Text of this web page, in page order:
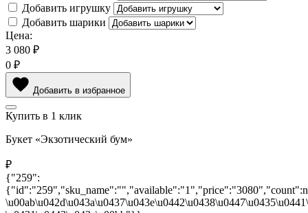
Добавить игрушку
Добавить шарики
Цена:
3 080 ₽
0 ₽
Добавить в избранное
Купить в 1 клик
Букет «Экзотический бум»
₽
{"259":